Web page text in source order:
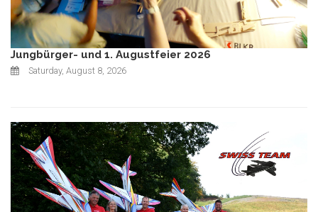
Jungbürger- und 1. Augustfeier 2026
Saturday, August 8, 2026